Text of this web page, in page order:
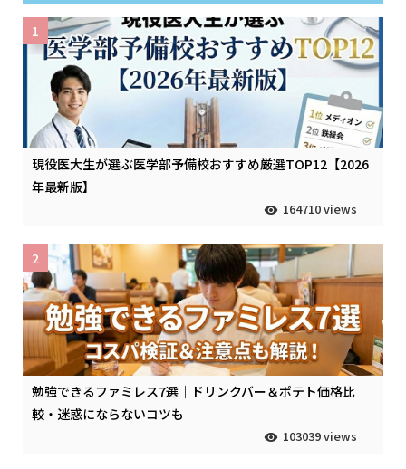
現役医大生が選ぶ医学部予備校おすすめ厳選TOP12【2026
年最新版】
164710 views
1
勉強できるファミレス7選｜ドリンクバー＆ポテト価格比
較・迷惑にならないコツも
103039 views
2